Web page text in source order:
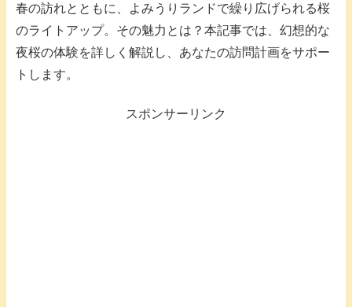
春の訪れとともに、よみうりランドで繰り広げられる桜
のライトアップ。その魅力とは？本記事では、幻想的な
夜桜の体験を詳しく解説し、あなたの訪問計画をサポー
トします。
スポンサーリンク